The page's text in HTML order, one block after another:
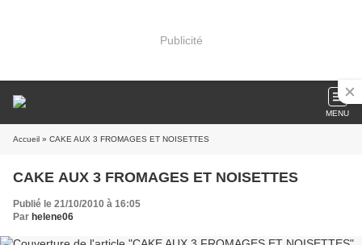
Publicité
MENU
Accueil » CAKE AUX 3 FROMAGES ET NOISETTES
CAKE AUX 3 FROMAGES ET NOISETTES
Publié le 21/10/2010 à 16:05
Par helene06